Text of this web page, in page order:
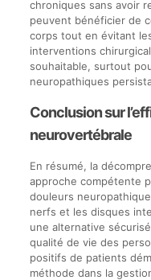
chroniques sans avoir
peuvent bénéficier de
corps tout en évitant
interventions
souhaitable, surtout
neuropathiques
Conclusion sur
neurovertébrale
En résumé, la
approche compétente
douleurs
nerfs et les disques
une alternative
qualité de vie des
positifs de patients
méthode dans la